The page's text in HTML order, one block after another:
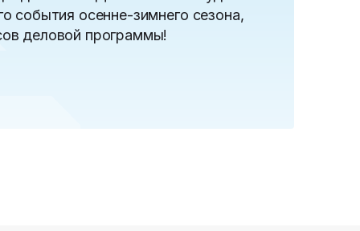
события осенне-зимнего сезона,
деловой программы!